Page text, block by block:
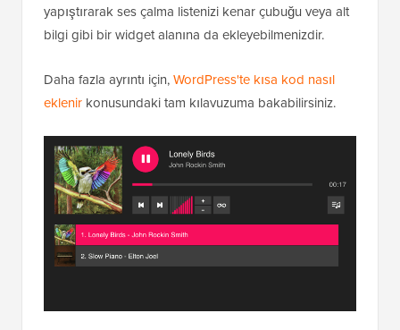
yapıştırarak ses çalma listenizi kenar çubuğu veya alt
bilgi gibi bir widget alanına da ekleyebilmenizdir.
Daha fazla ayrıntı için,WordPress'te kısa kod nasıl
eklenir konusundaki tam kılavuzuma bakabilirsiniz.